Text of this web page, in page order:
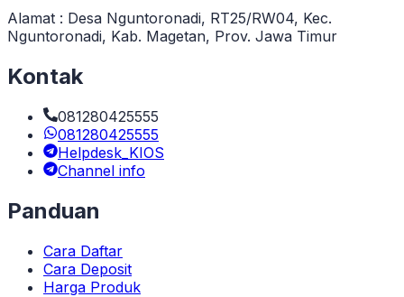
Alamat : Desa Nguntoronadi, RT25/RW04, Kec.
Nguntoronadi, Kab. Magetan, Prov. Jawa Timur
Kontak
081280425555
081280425555
Helpdesk_KIOS
Channel info
Panduan
Cara Daftar
Cara Deposit
Harga Produk